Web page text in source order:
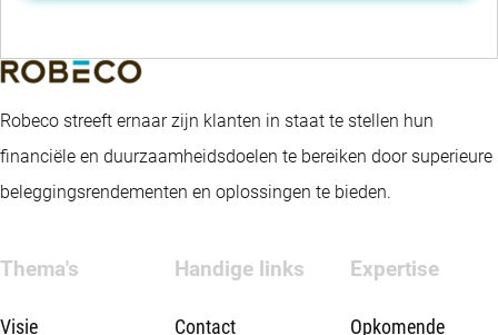
Robeco streeft ernaar zijn klanten in staat te stellen hun
financiële en duurzaamheidsdoelen te bereiken door superieure
beleggingsrendementen en oplossingen te bieden.
Thema's
Visie
Handige links
Contact
Expertise
Opkomende